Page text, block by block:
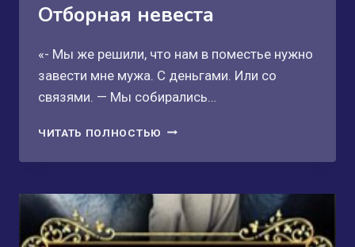
Отборная невеста
«- Мы же решили, что нам в поместье нужно
завести мне мужа. С деньгами. Или со
связями. — Мы собирались…
ЧИТАТЬ ПОЛНОСТЬЮ ОТБОРНАЯ